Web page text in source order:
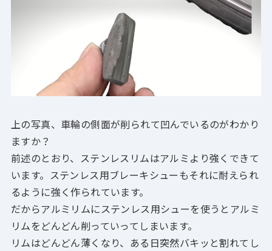
上の写真、車輪の側面が削られて凹んでいるのがわかり
ますか？
前述のとおり、ステンレスリムはアルミより強くできて
います。ステンレス用ブレーキシューもそれに耐えられ
るように強く作られています。
だからアルミリムにステンレス用シューを使うとアルミ
リムをどんどん削っていってしまいます。
リムはどんどん薄くなり、ある日突然バキッと割れてし